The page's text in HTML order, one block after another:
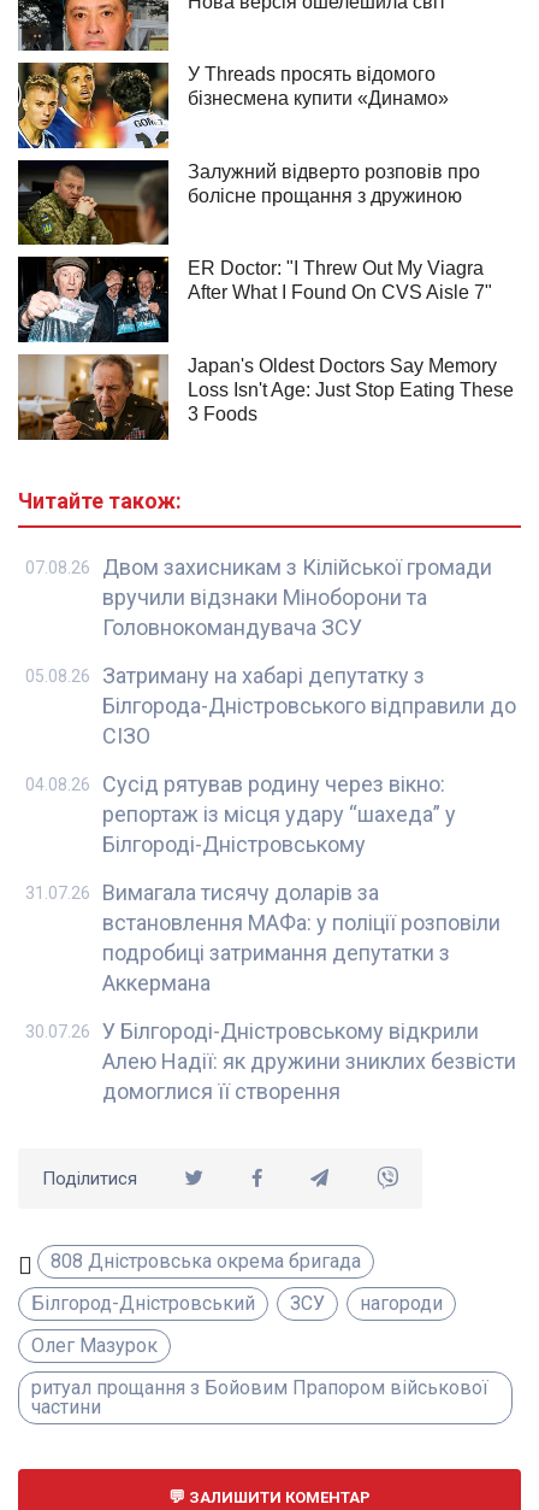
Читайте також:
Двом захисникам з Кілійської громади
вручили відзнаки Міноборони та
Головнокомандувача ЗСУ
07.08.26
Затриману на хабарі депутатку з
Білгорода-Дністровського відправили до
СІЗО
05.08.26
Сусід рятував родину через вікно:
репортаж із місця удару “шахеда” у
Білгороді-Дністровському
04.08.26
Вимагала тисячу доларів за
встановлення МАФа: у поліції розповіли
подробиці затримання депутатки з
Аккермана
31.07.26
У Білгороді-Дністровському відкрили
Алею Надії: як дружини зниклих безвісти
домоглися її створення
30.07.26
Поділитися
808 Дністровська окрема бригада
Білгород-Дністровський
ЗСУ
нагороди
Олег Мазурок
ритуал прощання з Бойовим Прапором військової
частини
ЗАЛИШИТИ КОМЕНТАР